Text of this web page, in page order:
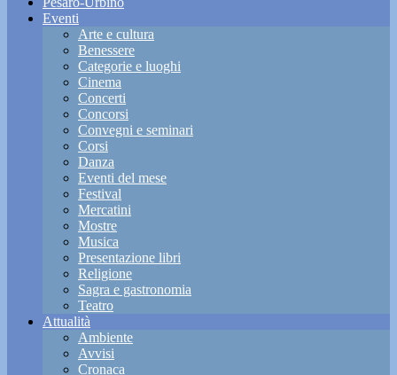
Eventi
Arte e cultura
Benessere
Categorie e luoghi
Cinema
Concerti
Concorsi
Convegni e seminari
Corsi
Danza
Eventi del mese
Festival
Mercatini
Mostre
Musica
Presentazione libri
Religione
Sagra e gastronomia
Teatro
Attualità
Ambiente
Avvisi
Cronaca